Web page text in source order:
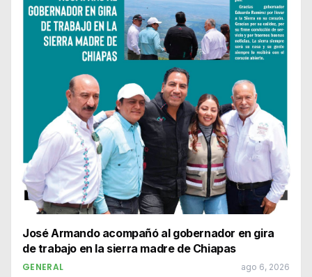
José Armando acompañó al gobernador en gira
de trabajo en la sierra madre de Chiapas
GENERAL ago 6, 2026